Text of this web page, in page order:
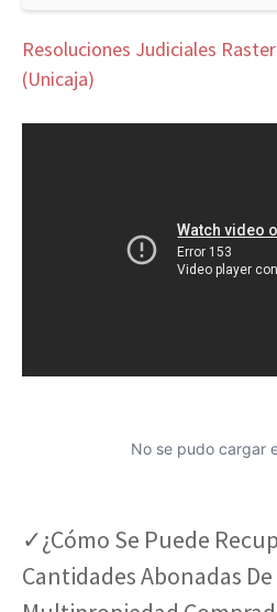
Resoluciones Judiciales
(Unicaja)
No se pudo cargar
✓¿Cómo Se Puede
Cantidades Abonadas De